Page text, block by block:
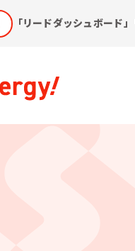
「リードダッシュボード」